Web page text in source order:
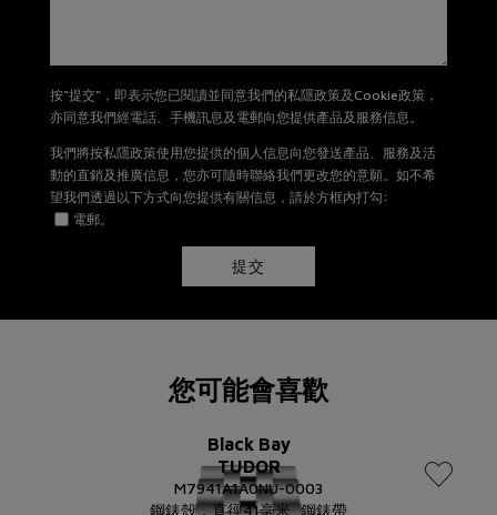
按“提交”，即表示您已閱讀並同意我們的私隱政策及Cookie政策，
亦同意我們經電話、手機訊息及電郵向您提供產品及服務信息。
我們將按私隱政策使用您提供的個人信息向您發送產品、服務及活
動的直銷及推廣信息，您亦可隨時聯絡我們更改您的意願。如不希
望我們透過以下方式向您提供有關信息，請於方框內打勾:
電郵。
提交
您可能會喜歡
Black Bay
TUDOR
M7941A1A0NU-0003
鋼錶殼，直徑41毫米, 鋼錶帶